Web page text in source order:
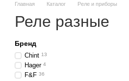
Главная Каталог Реле и приборы
Реле разные
Бренд
Chint 13
Hager 4
F&F 36